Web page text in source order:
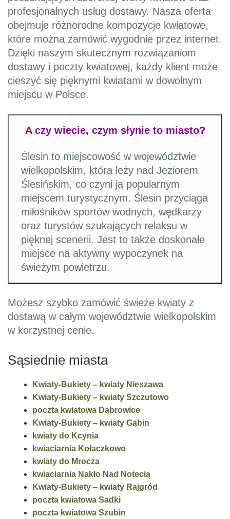
profesjonalnych usług dostawy. Nasza oferta
obejmuje różnorodne kompozycje kwiatowe,
które można zamówić wygodnie przez internet.
Dzięki naszym skutecznym rozwiązaniom
dostawy i poczty kwiatowej, każdy klient może
cieszyć się pięknymi kwiatami w dowolnym
miejscu w Polsce.
A czy wiecie, czym słynie to miasto?
Ślesin to miejscowość w województwie
wielkopolskim, która leży nad Jeziorem
Ślesińskim, co czyni ją popularnym
miejscem turystycznym. Ślesin przyciąga
miłośników sportów wodnych, wędkarzy
oraz turystów szukających relaksu w
pięknej scenerii. Jest to także doskonałe
miejsce na aktywny wypoczynek na
świeżym powietrzu.
Możesz szybko zamówić świeże kwiaty z
dostawą w całym województwie wielkopolskim
w korzystnej cenie.
Sąsiednie miasta
Kwiaty-Bukiety – kwiaty Nieszawa
Kwiaty-Bukiety – kwiaty Szczutowo
poczta kwiatowa Dąbrowice
Kwiaty-Bukiety – kwiaty Gąbin
kwiaty do Kcynia
kwiaciarnia Kołaczkowo
kwiaty do Mrocza
kwiaciarnia Nakło Nad Notecią
Kwiaty-Bukiety – kwiaty Rajgród
poczta kwiatowa Sadki
poczta kwiatowa Szubin